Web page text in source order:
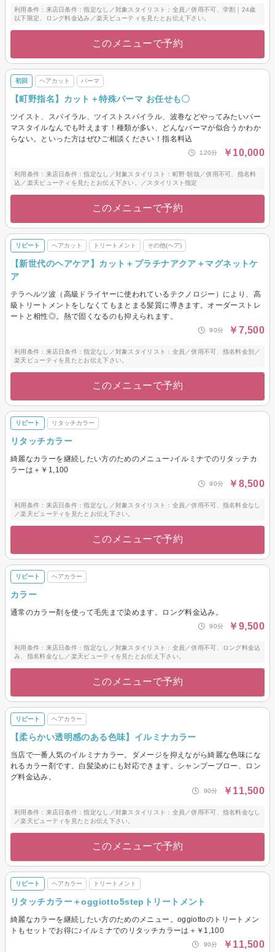
利用条件：来店日条件：指定なし／対象スタイリスト：全員／併用不可、学割｜24歳
以下限定、ロング料金込み／楽天ビューティを見たとお伝え下さい。
このメニューで予約
初回 ヘアカット パーマ
【町野指名】カット＋特殊パーマ お任せも〇
ツイスト、スパイラル、ツイストスパイラル、波巻などやってみたいパー
マスタイルなんでも叶えます！種類が多い、どんなパーマが似合うかわか
らない。といった方はぜひご相談ください！指名料込
120分 ￥10,000
利用条件：来店日条件：指定なし／対象スタイリスト：町野 朝哉／併用不可、指名料
込／楽天ビューティを見たとお伝え下さい。／スタイリスト指定
このメニューで予約
リピート ヘアカット トリートメント その他(ヘア)
【新世代のヘアケア】カット＋プラチナアクア＋マグネットケ
ア
テラヘルツ波（高級ドライヤーに使われているテクノロジー）により、高
級トリートメントをしなくてもまとまる髪質に導きます。オーダーストレ
ートと相性◎。熱で固くなるのも抑えられます。
90分 ￥7,500
利用条件：来店日条件：指定なし／対象スタイリスト：全員／併用不可、指名料金別／
楽天ビューティを見たとお伝え下さい。
このメニューで予約
リピート リタッチカラー
リタッチカラー
綺麗なカラーを継続したい方のためのメニュー♪イルミナでのリタッチカ
ラーは＋￥1,100
90分 ￥8,500
利用条件：来店日条件：指定なし／対象スタイリスト：全員／併用不可、指名料金なし
／楽天ビューティを見たとお伝え下さい。
このメニューで予約
リピート ヘアカラー
カラー
通常のカラー剤を使って毛先まで染めます。ロング料金込み。
90分 ￥9,500
利用条件：来店日条件：指定なし／対象スタイリスト：全員／併用不可、ロング料金込
み、指名料金なし／楽天ビューティを見たとお伝え下さい。
このメニューで予約
リピート ヘアカラー
【柔らかい透明感のある色味】イルミナカラー
当店で一番人気のイルミナカラー。ダメージを抑えながら綺麗な色味にな
れるカラー剤です。白髪染めにも対応できます。シャンプーブロー、ロン
グ料金込み。
90分 ￥11,500
利用条件：来店日条件：指定なし／対象スタイリスト：全員／併用不可、指名料金なし
／楽天ビューティを見たとお伝え下さい。
このメニューで予約
リピート ヘアカラー トリートメント
リタッチカラー＋oggiotto5stepトリートメント
綺麗なカラーを継続したい方のためのメニュー。oggiottoのトリートメン
トもセットでお得に♪イルミナでのリタッチカラーは＋￥1,100
90分 ￥11,500